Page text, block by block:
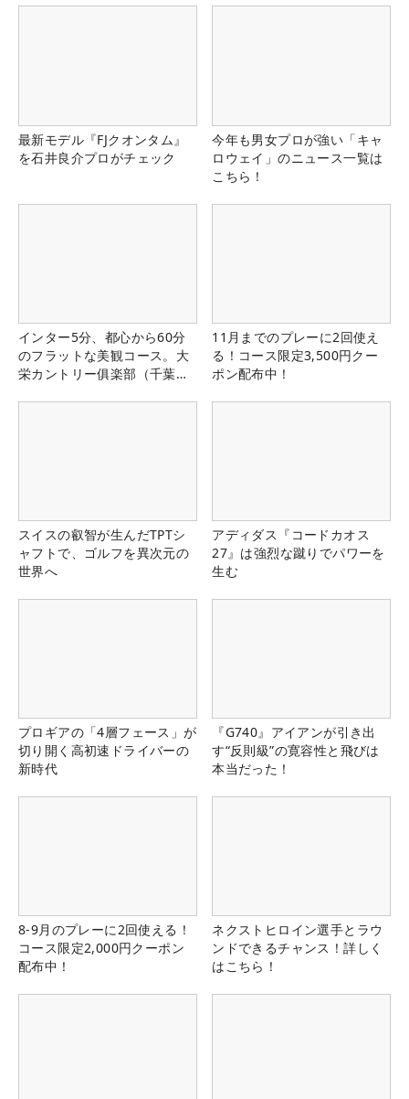
最新モデル『FJクオンタム』
を石井良介プロがチェック
今年も男女プロが強い「キャ
ロウェイ」のニュース一覧は
こちら！
インター5分、都心から60分
のフラットな美観コース。大
栄カントリー俱楽部（千葉
11月までのプレーに2回使え
る！コース限定3,500円クー
ポン配布中！
スイスの叡智が生んだTPTシ
ャフトで、ゴルフを異次元の
世界へ
アディダス『コードカオス
27』は強烈な蹴りでパワーを
生む
プロギアの「4層フェース」が
切り開く高初速ドライバーの
新時代
『G740』アイアンが引き出
す“反則級”の寛容性と飛びは
本当だった！
8-9月のプレーに2回使える！
コース限定2,000円クーポン
配布中！
ネクストヒロイン選手とラウ
ンドできるチャンス！詳しく
はこちら！